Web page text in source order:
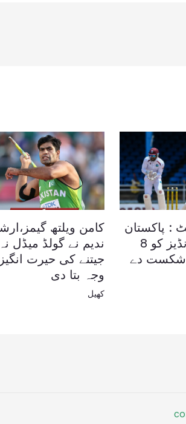
: پاکستان
نے ویسٹ انڈیز کو 8
شکست دے
کامن ویلتھ
ندیم نے گولڈ میڈل نہ
جیتنے کی حیرت انگیز
وجہ بتا دی
کھیل